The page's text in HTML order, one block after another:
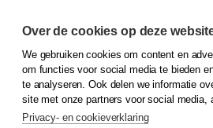
© 2026Koninklijke Boom uitgevers
Klantenservice
Service & informatie
Contact
Over de cookies op deze
We gebruiken cookies om content en
om functies voor social media te bieden
te analyseren. Ook delen we informatie
site met onze partners voor social media,
Privacy- en cookieverklaring